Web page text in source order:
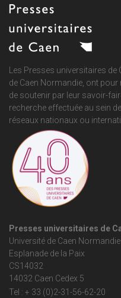
Les Presses universitaires
de Caen Normandie, ont pour
de soutenir par leur savoir-
recherche effectuée au sein
réseaux nationaux ou
Presses universitaires de
Université de Caen Normandie
Esplanade de la Paix
CS14032
14032 Caen Cedex 5
Tel : + 33 (0)2-31-56-62-20